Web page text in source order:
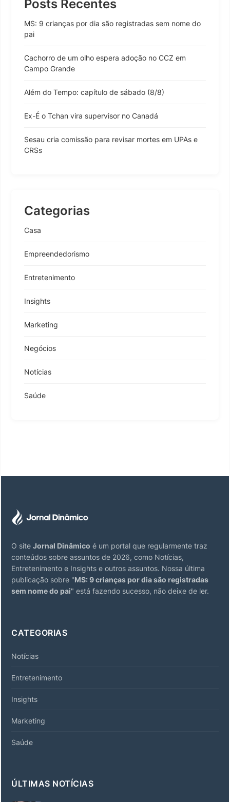
Posts Recentes
MS: 9 crianças por dia são registradas sem nome do
pai
Cachorro de um olho espera adoção no CCZ em
Campo Grande
Além do Tempo: capítulo de sábado (8/8)
Ex-É o Tchan vira supervisor no Canadá
Sesau cria comissão para revisar mortes em UPAs e
CRSs
Categorias
Casa
Empreendedorismo
Entretenimento
Insights
Marketing
Negócios
Notícias
Saúde
O site Jornal Dinâmico é um portal que regularmente traz
conteúdos sobre assuntos de 2026, como Notícias,
Entretenimento e Insights e outros assuntos. Nossa última
publicação sobre "MS: 9 crianças por dia são registradas
sem nome do pai" está fazendo sucesso, não deixe de ler.
CATEGORIAS
Notícias
Entretenimento
Insights
Marketing
Saúde
ÚLTIMAS NOTÍCIAS